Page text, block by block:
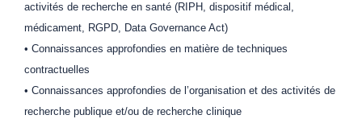
activités de recherche en santé (RIPH, dispositif médical,
médicament, RGPD, Data Governance Act)
• Connaissances approfondies en matière de techniques
contractuelles
• Connaissances approfondies de l’organisation et des activités de
recherche publique et/ou de recherche clinique